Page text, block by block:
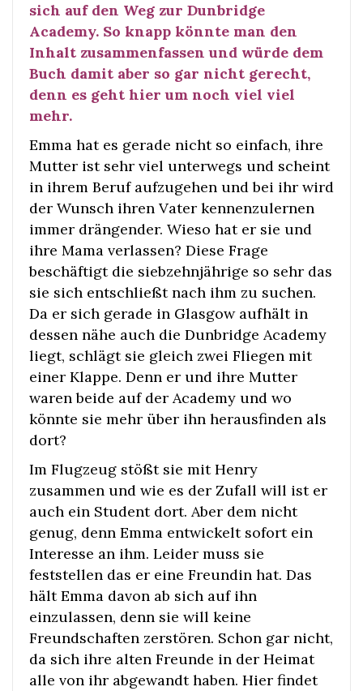
sich auf den Weg zur Dunbridge
Academy. So knapp könnte man den
Inhalt zusammenfassen und würde dem
Buch damit aber so gar nicht gerecht,
denn es geht hier um noch viel viel
mehr.
Emma hat es gerade nicht so einfach, ihre
Mutter ist sehr viel unterwegs und scheint
in ihrem Beruf aufzugehen und bei ihr wird
der Wunsch ihren Vater kennenzulernen
immer drängender. Wieso hat er sie und
ihre Mama verlassen? Diese Frage
beschäftigt die siebzehnjährige so sehr das
sie sich entschließt nach ihm zu suchen.
Da er sich gerade in Glasgow aufhält in
dessen nähe auch die Dunbridge Academy
liegt, schlägt sie gleich zwei Fliegen mit
einer Klappe. Denn er und ihre Mutter
waren beide auf der Academy und wo
könnte sie mehr über ihn herausfinden als
dort?
Im Flugzeug stößt sie mit Henry
zusammen und wie es der Zufall will ist er
auch ein Student dort. Aber dem nicht
genug, denn Emma entwickelt sofort ein
Interesse an ihm. Leider muss sie
feststellen das er eine Freundin hat. Das
hält Emma davon ab sich auf ihn
einzulassen, denn sie will keine
Freundschaften zerstören. Schon gar nicht,
da sich ihre alten Freunde in der Heimat
alle von ihr abgewandt haben. Hier findet